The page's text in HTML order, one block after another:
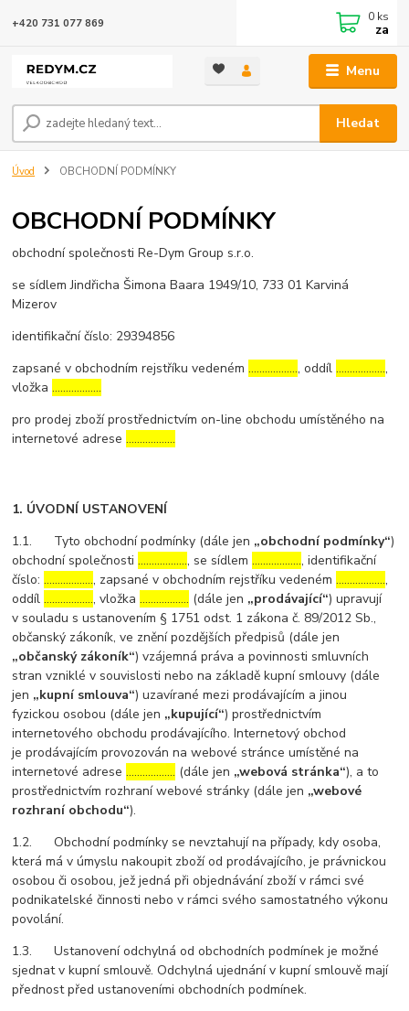
Menu
Hledat
+420 731 077 869 0 ks
za
Úvod OBCHODNÍ PODMÍNKY
OBCHODNÍ PODMÍNKY
obchodní společnosti Re-Dym Group s.r.o.
se sídlem Jindřicha Šimona Baara 1949/10, 733 01 Karviná
Mizerov
identifikační číslo: 29394856
zapsané v obchodním rejstříku vedeném………………, oddíl………………,
vložka………………
pro prodej zboží prostřednictvím on-line obchodu umístěného na
internetové adrese………………
1. ÚVODNÍ USTANOVENÍ
1.1. Tyto obchodní podmínky (dále jen „obchodní podmínky“)
obchodní společnosti………………, se sídlem………………, identifikační
číslo:………………, zapsané v obchodním rejstříku vedeném………………,
oddíl………………, vložka……………… (dále jen „prodávající“) upravují
v souladu s ustanovením § 1751 odst. 1 zákona č. 89/2012 Sb.,
občanský zákoník, ve znění pozdějších předpisů (dále jen
„občanský zákoník“) vzájemná práva a povinnosti smluvních
stran vzniklé v souvislosti nebo na základě kupní smlouvy (dále
jen „kupní smlouva“) uzavírané mezi prodávajícím a jinou
fyzickou osobou (dále jen „kupující“) prostřednictvím
internetového obchodu prodávajícího. Internetový obchod
je prodávajícím provozován na webové stránce umístěné na
internetové adrese……………… (dále jen „webová stránka“), a to
prostřednictvím rozhraní webové stránky (dále jen „webové
rozhraní obchodu“).
1.2. Obchodní podmínky se nevztahují na případy, kdy osoba,
která má v úmyslu nakoupit zboží od prodávajícího, je právnickou
osobou či osobou, jež jedná při objednávání zboží v rámci své
podnikatelské činnosti nebo v rámci svého samostatného výkonu
povolání.
1.3. Ustanovení odchylná od obchodních podmínek je možné
sjednat v kupní smlouvě. Odchylná ujednání v kupní smlouvě mají
přednost před ustanoveními obchodních podmínek.